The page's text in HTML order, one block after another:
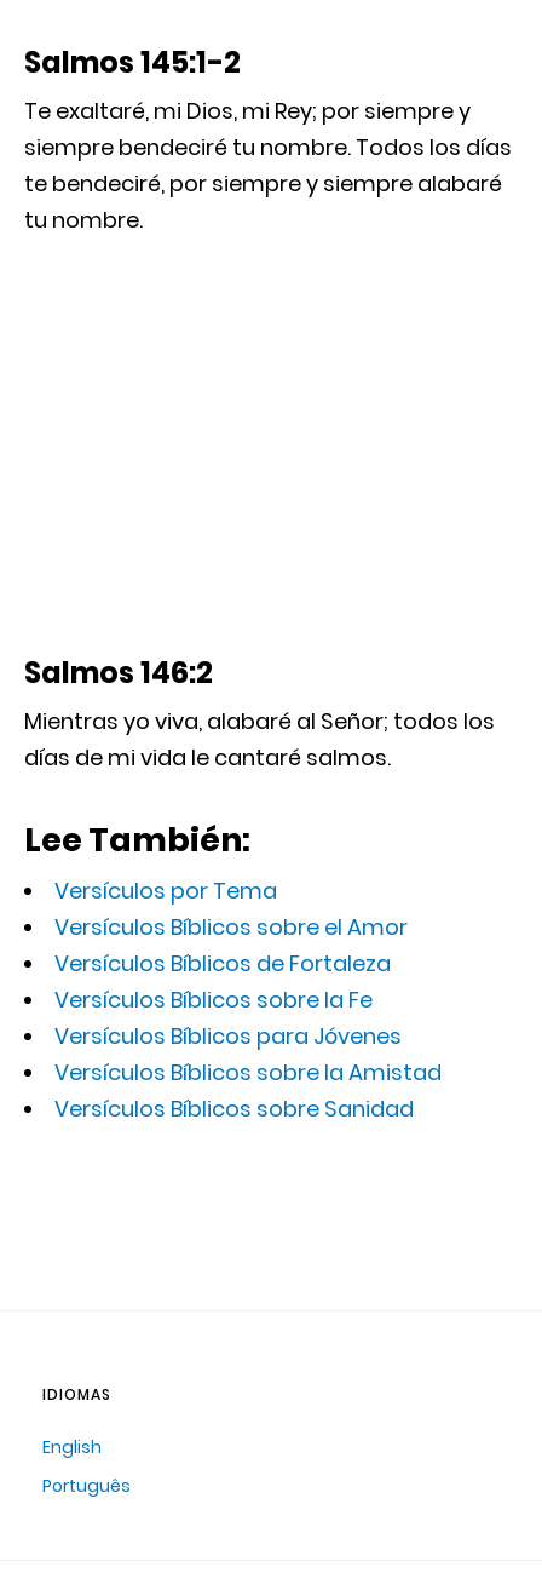
Salmos 145:1-2
Te exaltaré, mi Dios, mi Rey; por siempre y
siempre bendeciré tu nombre. Todos los días
te bendeciré, por siempre y siempre alabaré
tu nombre.
Salmos 146:2
Mientras yo viva, alabaré al Señor; todos los
días de mi vida le cantaré salmos.
Lee También:
Versículos por Tema
Versículos Bíblicos sobre el Amor
Versículos Bíblicos de Fortaleza
Versículos Bíblicos sobre la Fe
Versículos Bíblicos para Jóvenes
Versículos Bíblicos sobre la Amistad
Versículos Bíblicos sobre Sanidad
IDIOMAS
English
Português